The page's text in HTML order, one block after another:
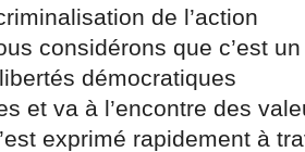
de l’action
considérons que c’est
démocratiques
et va à l’encontre des
exprimé rapidement à